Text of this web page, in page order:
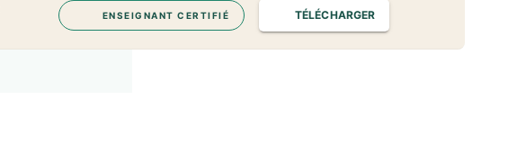
ENSEIGNANT CERTIFIÉ TÉLÉCHARGER